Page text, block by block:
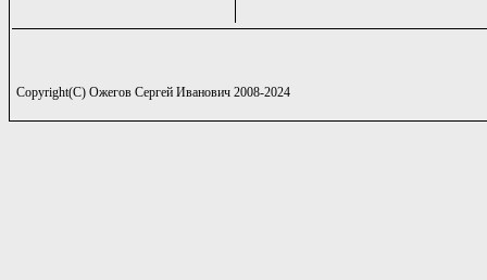
Copyright(C) Ожегов Сергей Иванович 2008-2024